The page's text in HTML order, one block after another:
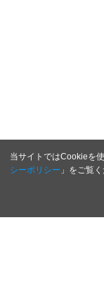
当サイトではCookieを
シーポリシー 」をご覧く